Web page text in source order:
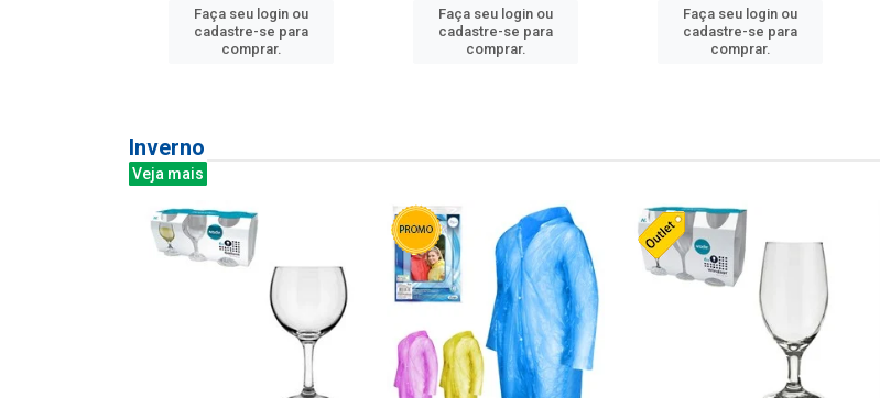
Faça seu login ou
cadastre-se para
comprar.
Faça seu login ou
cadastre-se para
comprar.
Faça seu login ou
cadastre-se para
comprar.
Inverno
Veja mais